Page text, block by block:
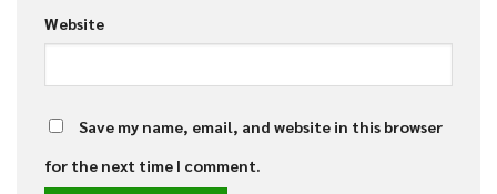
Website
Save my name, email, and website in this browser
for the next time I comment.